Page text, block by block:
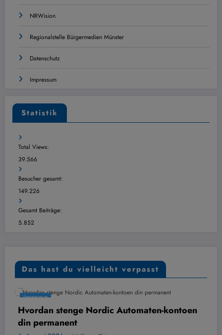
NRWision
Regionalstelle Bürgermedien Münster
Datenschutz
Impressum
Statistik
Total Views:
39.566
Besucher gesamt:
149.226
Gesamt Beiträge:
5.852
Das hast du vielleicht verpasst
Automaten-kontoen
ÜBERSICHT
Digital kontoutskrift